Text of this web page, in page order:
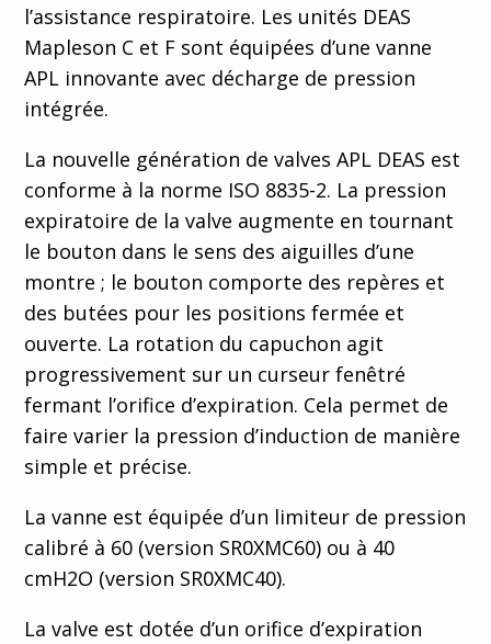
Italiano
Español
English
Deutsch
l’assistance respiratoire. Les unités DEAS
Mapleson C et F sont équipées d’une vanne
APL innovante avec décharge de pression
intégrée.
La nouvelle génération de valves APL DEAS est
conforme à la norme ISO 8835-2. La pression
expiratoire de la valve augmente en tournant
le bouton dans le sens des aiguilles d’une
montre ; le bouton comporte des repères et
des butées pour les positions fermée et
ouverte. La rotation du capuchon agit
progressivement sur un curseur fenêtré
fermant l’orifice d’expiration. Cela permet de
faire varier la pression d’induction de manière
simple et précise.
La vanne est équipée d’un limiteur de pression
calibré à 60 (version SR0XMC60) ou à 40
cmH2O (version SR0XMC40).
La valve est dotée d’un orifice d’expiration